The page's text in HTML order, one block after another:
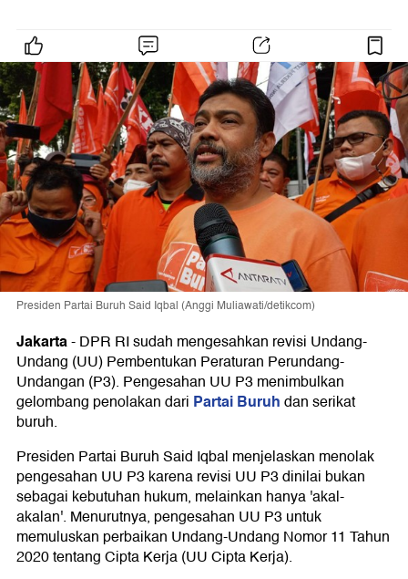
Presiden Partai Buruh Said Iqbal (Anggi Muliawati/detikcom)
Jakarta-DPR RI sudah mengesahkan revisi Undang-
Undang (UU) Pembentukan Peraturan Perundang-
Undangan (P3). Pengesahan UU P3 menimbulkan
gelombang penolakan dari Partai Buruhdan serikat
buruh.
Presiden Partai Buruh Said Iqbal menjelaskan menolak
pengesahan UU P3 karena revisi UU P3 dinilai bukan
sebagai kebutuhan hukum, melainkan hanya 'akal-
akalan'. Menurutnya, pengesahan UU P3 untuk
memuluskan perbaikan Undang-Undang Nomor 11 Tahun
2020 tentang Cipta Kerja (UU Cipta Kerja).